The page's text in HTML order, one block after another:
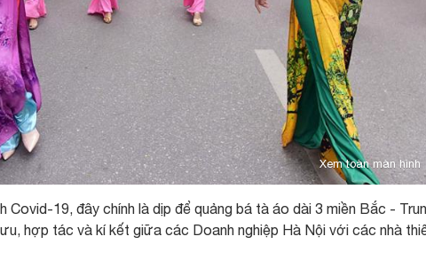
Xem toàn màn hình
Covid-19, đây chính là dịp để quảng bá tà áo dài 3 miền Bắc -
hợp tác và kí kết giữa các Doanh nghiệp Hà Nội với các nhà